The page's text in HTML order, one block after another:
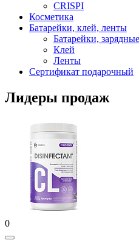
CRISPI
Косметика
Батарейки, клей, ленты
Батарейки,
Клей
Ленты
Сертификат подарочный
Лидеры продаж
0